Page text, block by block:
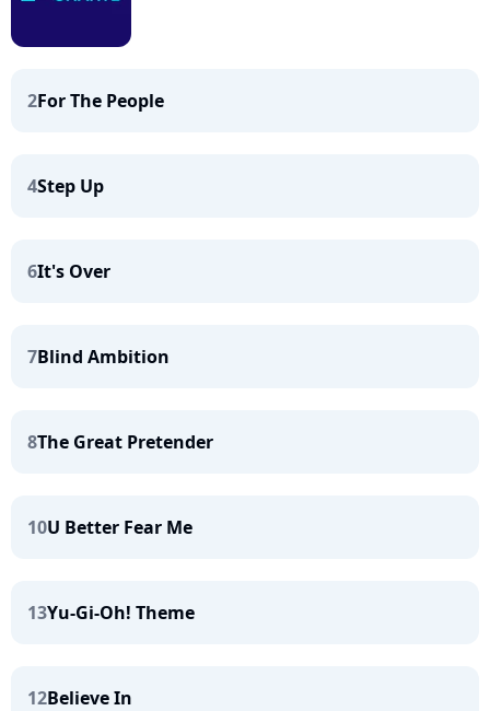
2For The People
4Step Up
6It's Over
7Blind Ambition
8The Great Pretender
10U Better Fear Me
13Yu-Gi-Oh! Theme
12Believe In